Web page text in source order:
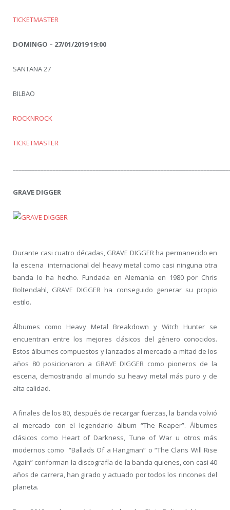
TICKETMASTER
DOMINGO – 27/01/2019 19:00
SANTANA 27
BILBAO
ROCKNROCK
TICKETMASTER
GRAVE DIGGER
Durante casi cuatro décadas, GRAVE DIGGER ha permanecido en
la escena internacional del heavy metal como casi ninguna otra
banda lo ha hecho. Fundada en Alemania en 1980 por Chris
Boltendahl, GRAVE DIGGER ha conseguido generar su propio
estilo.
Álbumes como Heavy Metal Breakdown y Witch Hunter se
encuentran entre los mejores clásicos del género conocidos.
Estos álbumes compuestos y lanzados al mercado a mitad de los
años 80 posicionaron a GRAVE DIGGER como pioneros de la
escena, demostrando al mundo su heavy metal más puro y de
alta calidad.
A finales de los 80, después de recargar fuerzas, la banda volvió
al mercado con el legendario álbum “The Reaper”. Álbumes
clásicos como Heart of Darkness, Tune of War u otros más
modernos como “Ballads Of a Hangman” o “The Clans Will Rise
Again” conforman la discografía de la banda quienes, con casi 40
años de carrera, han girado y actuado por todos los rincones del
planeta.